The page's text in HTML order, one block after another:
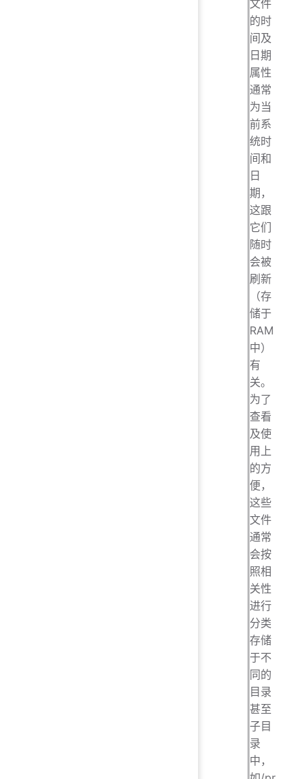
文件
的时
间及
日期
属性
通常
为当
前系
统时
间和
日
期，
这跟
它们
随时
会被
刷新
（存
储于
RAM
中）
有
关。
为了
查看
及使
用上
的方
便，
这些
文件
通常
会按
照相
关性
进行
分类
存储
于不
同的
目录
甚至
子目
录
中，